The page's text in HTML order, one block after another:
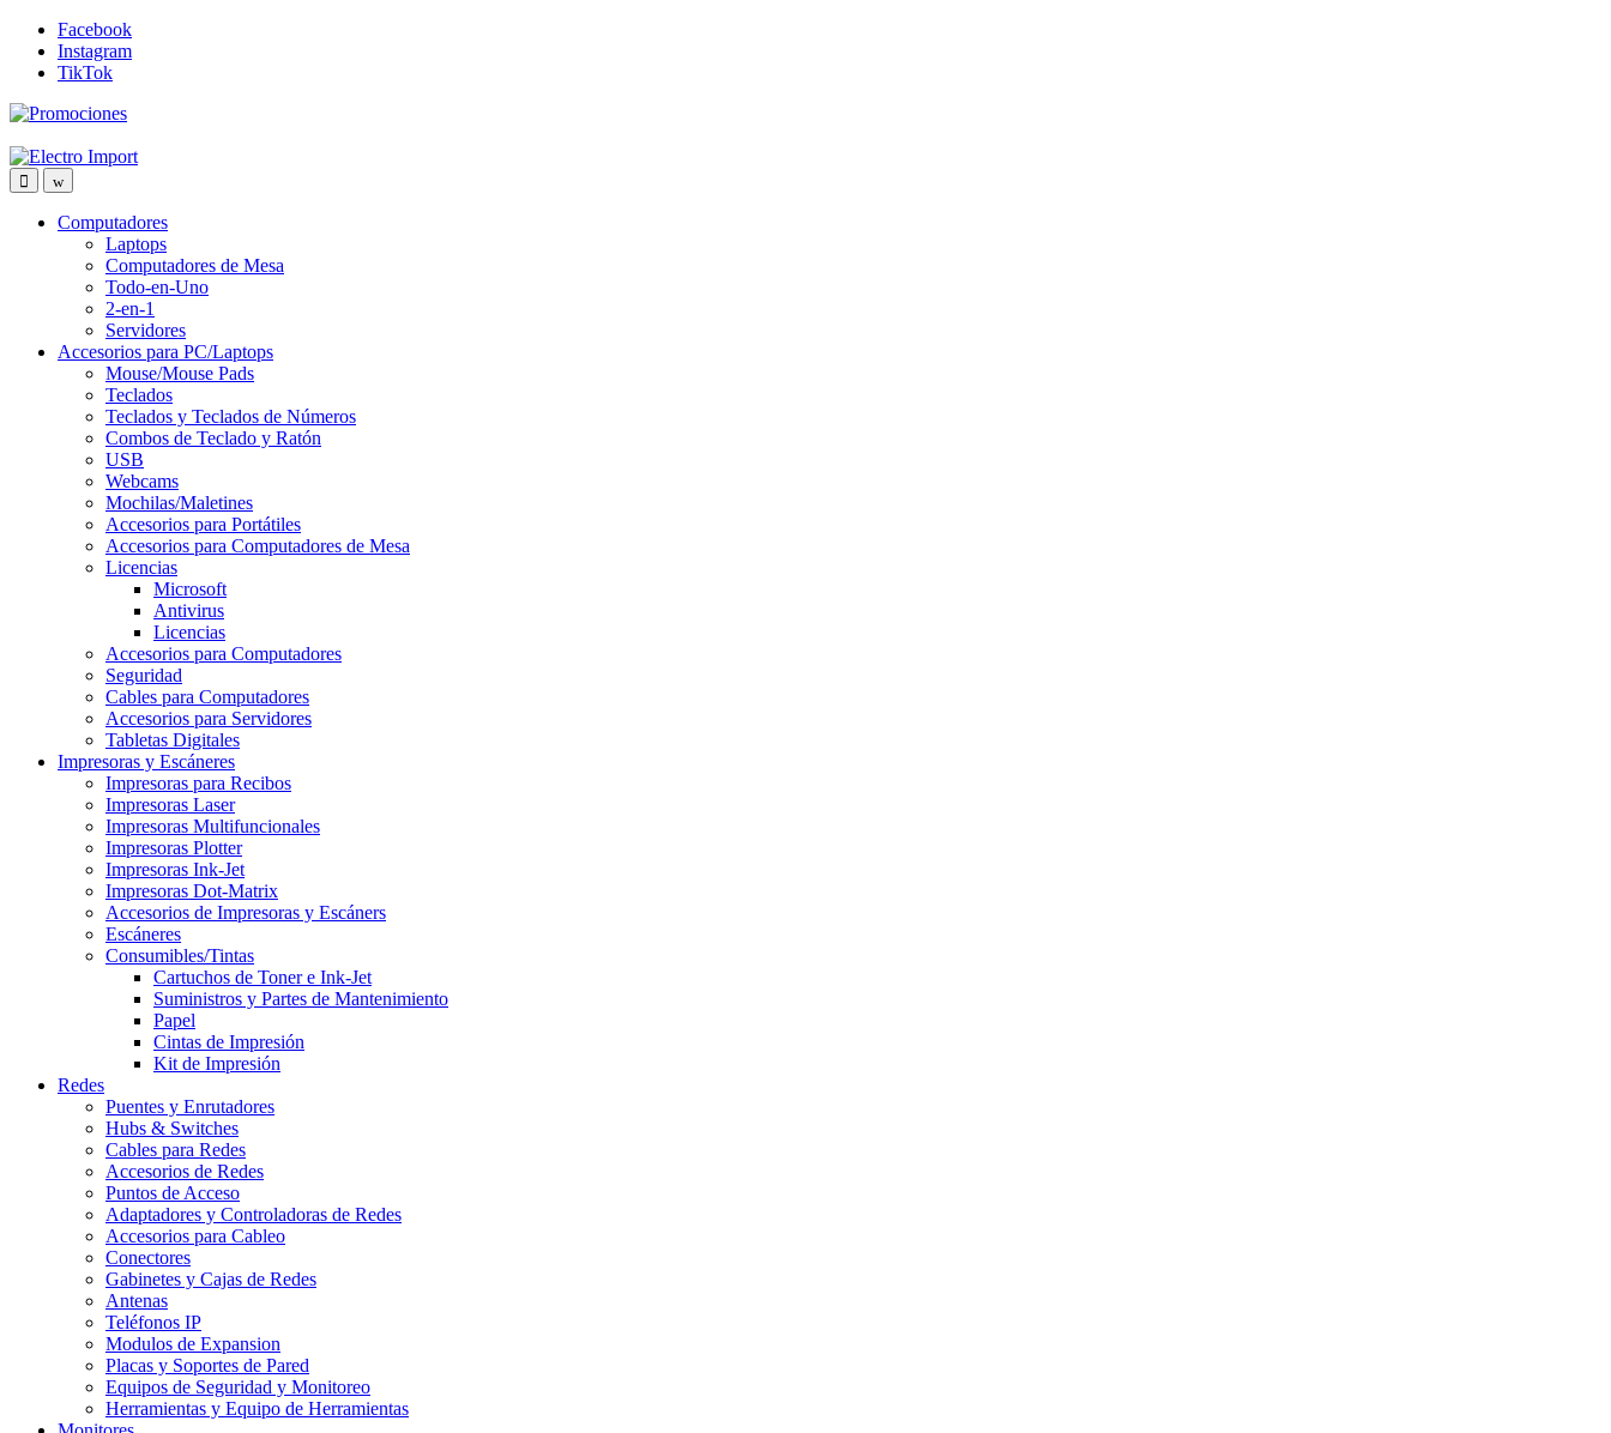
Skip
navigation
Skip
content
Facebook
Instagram
TikTok
Computadores
Laptops
Computadores de Mesa
Todo-en-Uno
2-en-1
Servidores
Accesorios para PC/Laptops
Mouse/Mouse Pads
Teclados
Teclados y Teclados de Números
Combos de Teclado y Ratón
USB
Webcams
Mochilas/Maletines
Accesorios para Portátiles
Accesorios para Computadores de Mesa
Licencias
Microsoft
Antivirus
Licencias
Accesorios para Computadores
Seguridad
Cables para Computadores
Accesorios para Servidores
Tabletas Digitales
Impresoras y Escáneres
Impresoras para Recibos
Impresoras Laser
Impresoras Multifuncionales
Impresoras Plotter
Impresoras Ink-Jet
Impresoras Dot-Matrix
Accesorios de Impresoras y Escáners
Escáneres
Consumibles/Tintas
Cartuchos de Toner e Ink-Jet
Suministros y Partes de Mantenimiento
Papel
Cintas de Impresión
Kit de Impresión
Redes
Puentes y Enrutadores
Hubs & Switches
Cables para Redes
Accesorios de Redes
Puntos de Acceso
Adaptadores y Controladoras de Redes
Accesorios para Cableo
Conectores
Gabinetes y Cajas de Redes
Antenas
Teléfonos IP
Modulos de Expansion
Placas y Soportes de Pared
Equipos de Seguridad y Monitoreo
Herramientas y Equipo de Herramientas